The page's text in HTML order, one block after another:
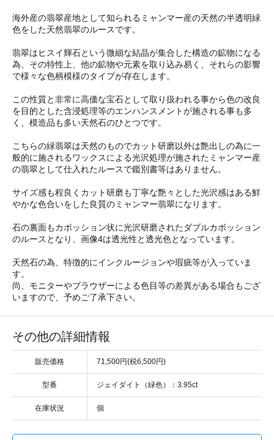
海外産の翡翠産地として知られるミャンマー産の天然の半透明緑
色をした天然翡翠のルースです。
翡翠はヒスイ輝石という微細な結晶が集合した構造の鉱物になる
為、その特性上、他の鉱物や元素を取り込み易く、それらの影響
で様々な色柄模様のタイプが存在します。
この性質と非常に高価な宝石として取り扱われる事から色の改良
を目的とした含浸処理等のエンハンスメントが施される事も多
く、模造品も多い天然石のひとつです。
こちらの緑翡翠は天然のものでカット研磨以外は艶出しの為に一
般的に施されるワックスによる光沢処理が施されたミャンマー産
の翡翠として仕入れたルースで鑑別書等はありません。
サイズ感も程良くカット研磨も丁寧な艶々とした光沢感はある鮮
やかな色合いをした良質のミャンマー翡翠になります。
石の裏面もカボッション状に光沢研磨されたダブルカボッション
のルースとなり、画像4は透光性と透光色となっています。
天然石の為、特徴的にインクルージョンや瑕疵等が入っていま
す。
尚、モニターやブラウザーによる色目等の差異がある場合もござ
いますので、予めご了承下さい。
その他の詳細情報
販売価格 71,500円(税6,500円)
型番 ジェイダイト（緑色）：3.95ct
在庫状況 個